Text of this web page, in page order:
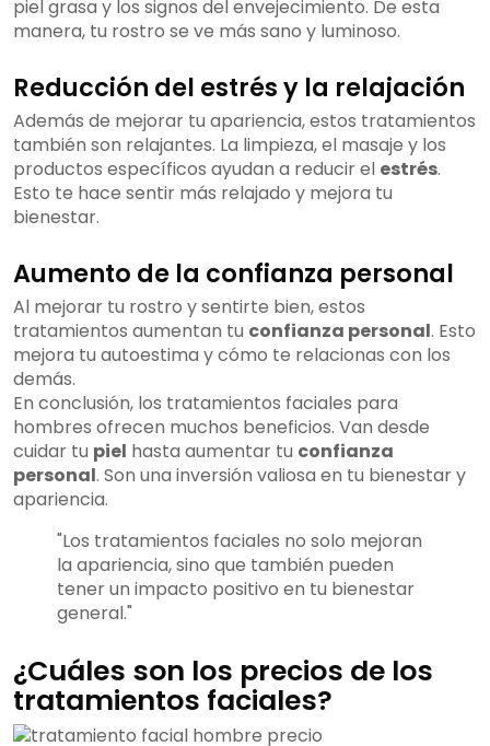
piel grasa y los signos del envejecimiento. De esta
manera, tu rostro se ve más sano y luminoso.
Reducción del estrés y la relajación
Además de mejorar tu apariencia, estos tratamientos
también son relajantes. La limpieza, el masaje y los
productos específicos ayudan a reducir el estrés.
Esto te hace sentir más relajado y mejora tu
bienestar.
Aumento de la confianza personal
Al mejorar tu rostro y sentirte bien, estos
tratamientos aumentan tu confianza personal. Esto
mejora tu autoestima y cómo te relacionas con los
demás.
En conclusión, los tratamientos faciales para
hombres ofrecen muchos beneficios. Van desde
cuidar tu piel hasta aumentar tu confianza
personal. Son una inversión valiosa en tu bienestar y
apariencia.
"Los tratamientos faciales no solo mejoran
la apariencia, sino que también pueden
tener un impacto positivo en tu bienestar
general."
¿Cuáles son los precios de los
tratamientos faciales?